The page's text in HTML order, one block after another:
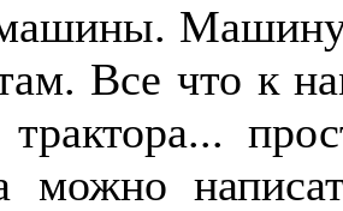
Машину
Все что к
можно